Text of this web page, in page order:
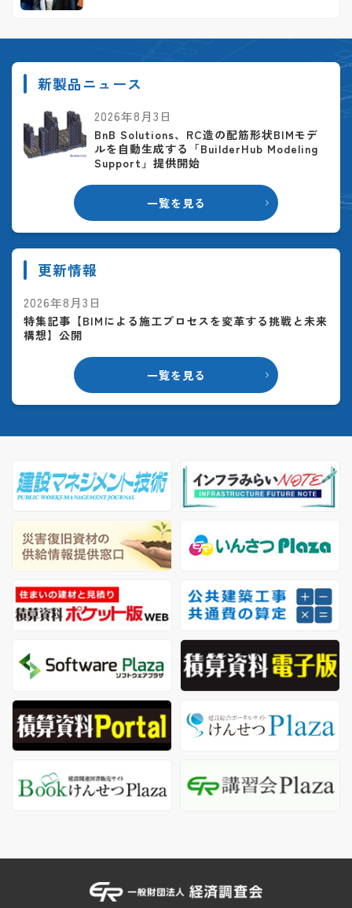
新製品ニュース
一覧を見る
2026年8月3日
BnB Solutions、RC造の配筋形状BIMモデ
ルを自動生成する「BuilderHub Modeling
Support」提供開始
更新情報
一覧を見る
2026年8月3日
特集記事【BIMによる施工プロセスを変革する挑戦と未来
構想】公開